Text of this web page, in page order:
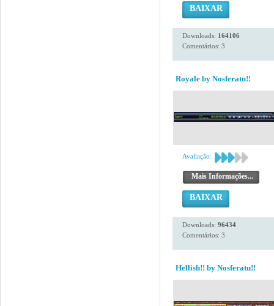
BAIXAR
Downloads: 164106
Comentários: 3
Royale by Nosferatu!!
Avaliação:
Mais Informações...
BAIXAR
Downloads: 96434
Comentários: 3
Hellish!! by Nosferatu!!